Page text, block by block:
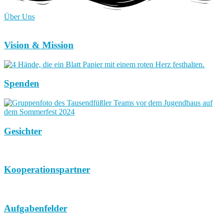
Über Uns
Vision & Mission
Spenden
Gesichter
Kooperationspartner
Aufgabenfelder